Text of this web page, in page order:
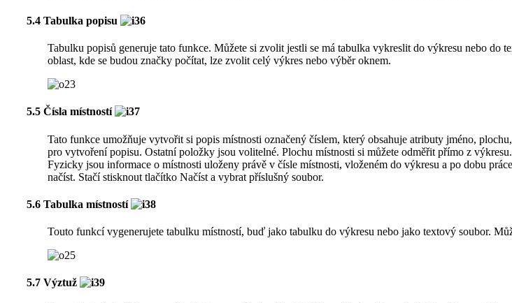
5.4 Tabulka popisu
Tabulku popisů generuje tato funkce. Můžete si zvolit jestli se má tabulka vykreslit do výkresu nebo do
oblast, kde se budou značky počítat, lze zvolit celý výkres nebo výběr oknem.
5.5 Čísla místností
Tato funkce umožňuje vytvořit si popis místnosti označený číslem, který obsahuje atributy jméno,
pro vytvoření popisu. Ostatní položky jsou volitelné. Plochu místnosti si můžete odměřit přímo z
Fyzicky jsou informace o místnosti uloženy právě v čísle místnosti, vloženém do výkresu a po dobu
načíst. Stačí stisknout tlačítko Načíst a vybrat příslušný soubor.
5.6 Tabulka místností
Touto funkcí vygenerujete tabulku místností, buď jako tabulku do výkresu nebo jako textový soubor.
5.7 Výztuž